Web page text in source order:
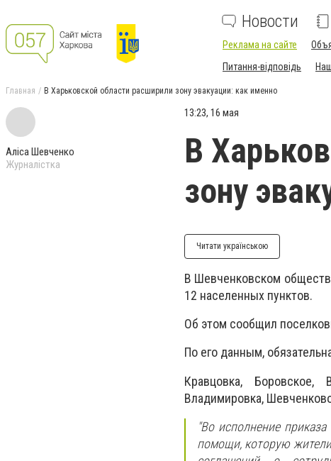
Новости
Реклама на сайте
Питання-відповідь
Главная В Харьковской области расширили зону эвакуации: как именно
Аліса Шевченко
Журналістка
13:23, 16 мая
В
зону
Читати українською
В Шевченковском
12 населенных пунктов.
Об этом сообщил
По его данным,
Кравцовка, Боровское,
Владимировка,
"Во исполнение
помощи, которую